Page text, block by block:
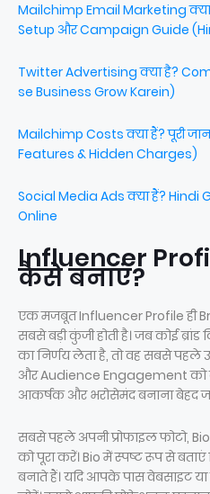
Mailchimp Email Marketing क्या
Setup और Campaign Guide
Twitter Advertising क्या है?
se Business Grow Karein)
Mailchimp Costs क्या हैं? पूरी
Features & Hidden Charges)
Social Media Ads क्या हैं? Hindi
Online
Influencer
कैसे बनाएं?
एक मजबूत Influencer Profile ही
सबसे बड़ी कुंजी होती है। जब कोई
का निर्णय लेता है, तो वह सबसे पहले
और Audience Engagement को
आकर्षक और भरोसेमंद बनाना बेहद
सबसे पहले अपनी प्रोफाइल फोटो,
को पूरा करें। Bio में स्पष्ट रूप से
बनाते हैं। यदि आपके पास वेबसाइट या